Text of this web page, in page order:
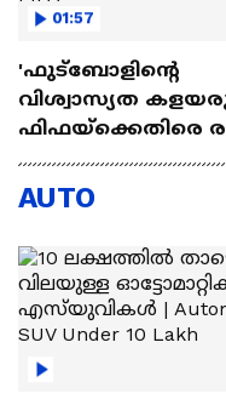
01:57
'ഫുട്‌ബോളിന്റെ
വിശ്വാസ്യത
ഫിഫയ്‌ക്കെതിരെ
വിമർശനവുമായി
| Donald Trump | FIFA
AUTO